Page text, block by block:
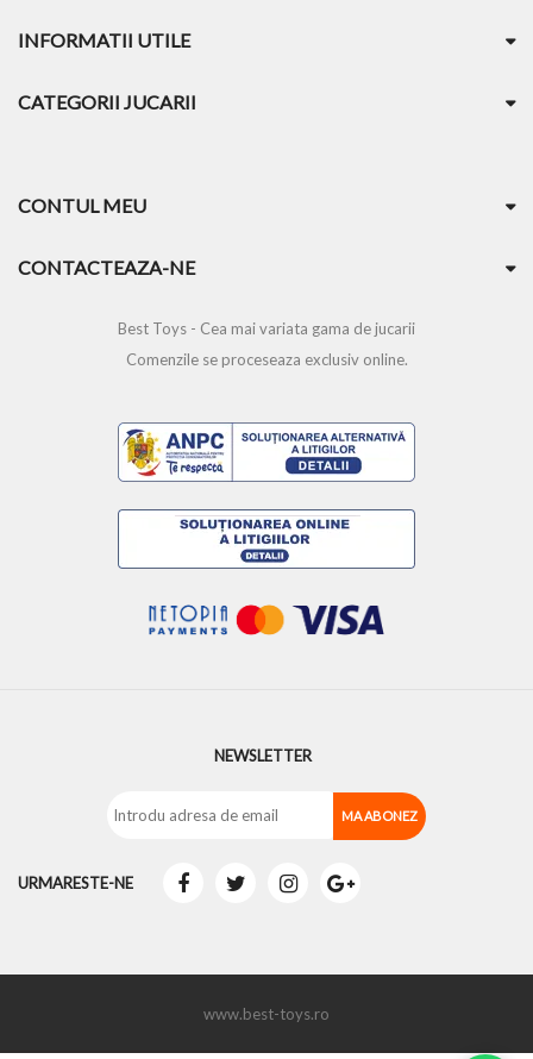
INFORMATII UTILE
CATEGORII JUCARII
CONTUL MEU
CONTACTEAZA-NE
Best Toys - Cea mai variata gama de jucarii
Comenzile se proceseaza exclusiv online.
NEWSLETTER
URMARESTE-NE
www.best-toys.ro